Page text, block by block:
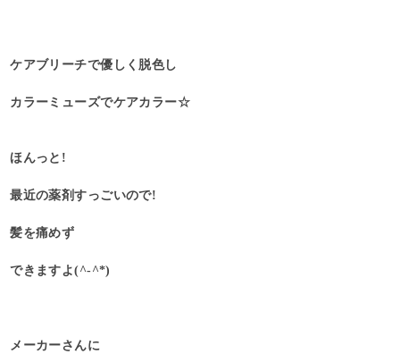
ケアブリーチで優しく脱色し
カラーミューズでケアカラー☆
ほんっと!
最近の薬剤すっごいので!
髪を痛めず
できますよ(^-^*)
メーカーさんに